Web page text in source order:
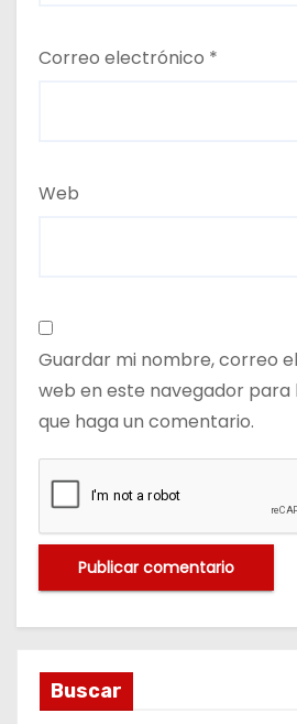
Correo electrónico *
Web
Guardar mi nombre, correo
web en este navegador para
que haga un comentario.
Buscar